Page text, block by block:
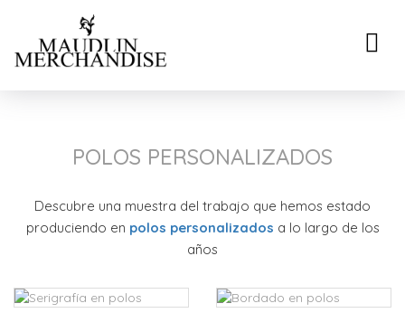
POLOS PERSONALIZADOS
Descubre una muestra del trabajo que hemos estado
produciendo en polos personalizados a lo largo de los
años